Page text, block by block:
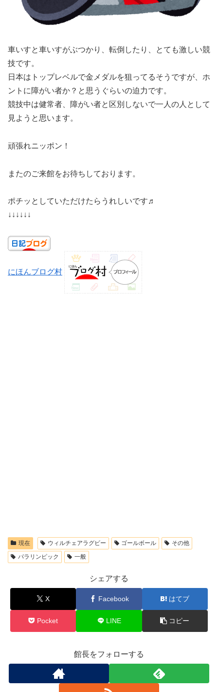
車いすと車いすがぶつかり、転倒したり、とても激しい競
技です。
日本はトップレベルで金メダルを狙ってるそうですが、ホ
ントに障がい者か？と思うぐらいの迫力です。
競技中は健常者、障がい者と区別しないで一人の人として
見ようと思います。
頑張れニッポン！
またのご来館をお待ちしております。
ポチッとしていただけたらうれしいです♬
↓↓↓↓↓↓
にほんブログ村
現在 ウィルチェアラグビー ゴールボール
その他
パラリンピック
一般
シェアする
X Facebook はてブ
Pocket LINE コピー
館長をフォローする